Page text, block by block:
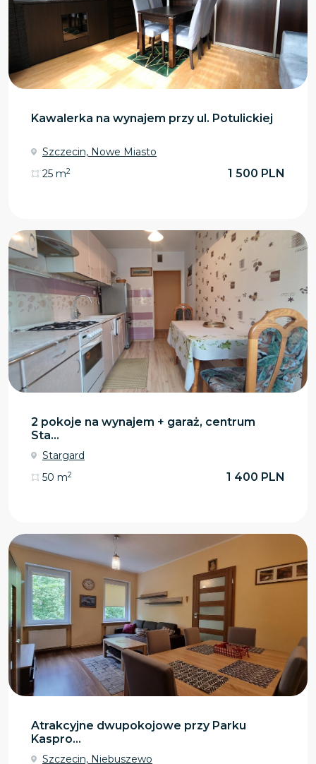
Kawalerka na wynajem przy ul. Potulickiej
Szczecin, Nowe Miasto
25 m2 1 500 PLN
2 pokoje na wynajem + garaż, centrum
Sta...
Stargard
50 m2 1 400 PLN
Atrakcyjne dwupokojowe przy Parku
Kaspro...
Szczecin, Niebuszewo